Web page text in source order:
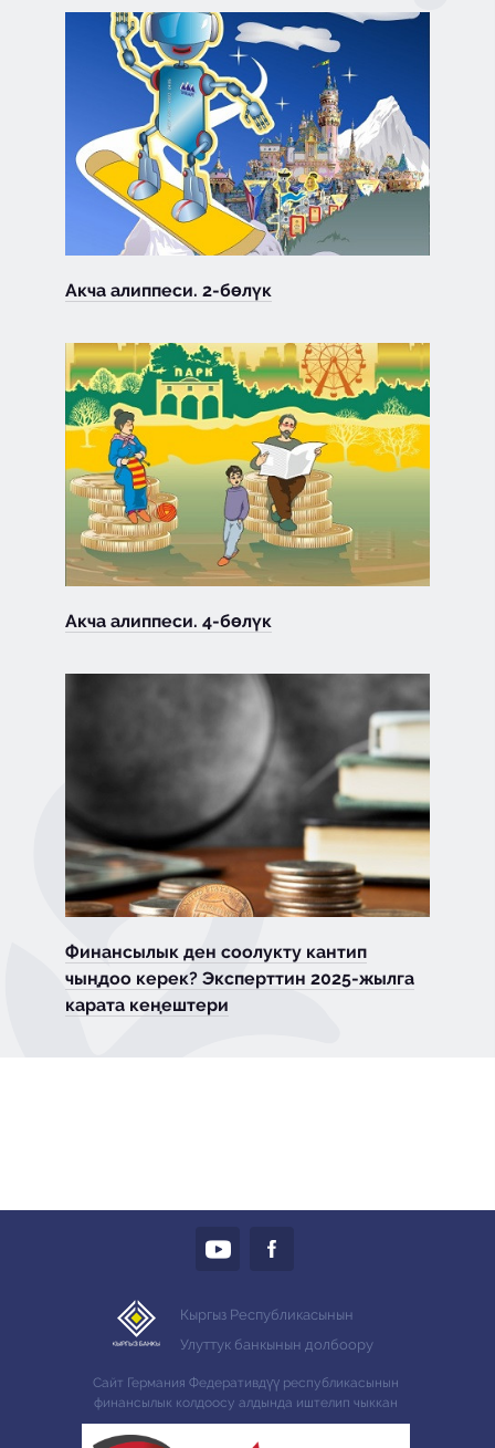
Акча алиппеси. 2-бөлүк
Акча алиппеси. 4-бөлүк
Финансылык ден соолукту кантип
чыңдоо керек? Эксперттин 2025-жылга
карата кеңештери
Кыргыз Республикасынын
Улуттук банкынын долбоору
Сайт Германия Федеративдүү республикасынын
финансылык колдоосу алдында иштелип чыккан